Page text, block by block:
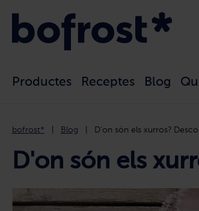
Productes Receptes Blog
bofrost* Blog D'on són els xurros?
D'on són els